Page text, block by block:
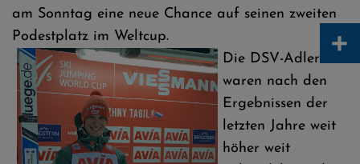
am Sonntag eine neue Chance auf seinen zweiten
Podestplatz im Weltcup.
Die DSV-Adler
waren nach den
Ergebnissen der
letzten Jahre weit
höher weit
+